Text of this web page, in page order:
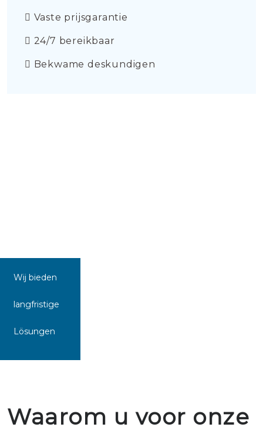
Vaste prijsgarantie
24/7 bereikbaar
Bekwame deskundigen
Wij bieden
langfristige
Lösungen
Waarom u voor onze